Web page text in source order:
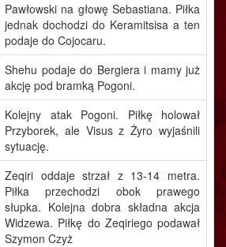
Pawłowski na głowę Sebastiana. Piłka
jednak dochodzi do Keramitsisa a ten
podaje do Cojocaru.
Shehu podaje do Bergiera i mamy już
akcję pod bramką Pogoni.
Kolejny atak Pogoni. Piłkę holował
Przyborek, ale Visus z Żyro wyjaśnili
sytuację.
Zeqiri oddaje strzał z 13-14 metra.
Piłka przechodzi obok prawego
słupka. Kolejna dobra składna akcja
Widzewa. Piłkę do Zeqiriego podawał
Szymon Czyż